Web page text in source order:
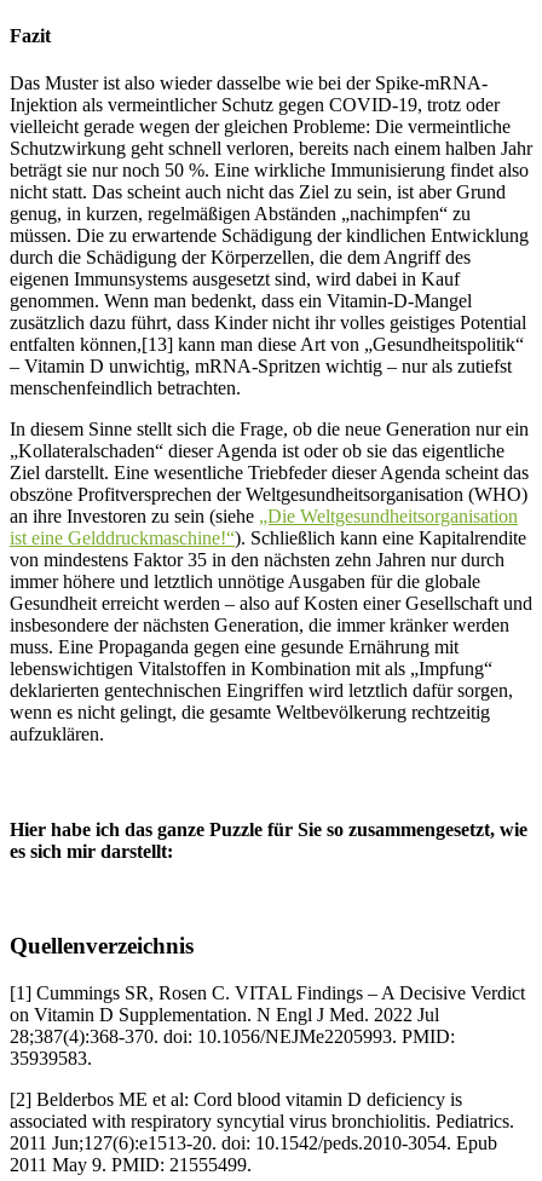
Fazit
Das Muster ist also wieder dasselbe wie bei der Spike-mRNA-
Injektion als vermeintlicher Schutz gegen COVID-19, trotz oder
vielleicht gerade wegen der gleichen Probleme: Die vermeintliche
Schutzwirkung geht schnell verloren, bereits nach einem halben Jahr
beträgt sie nur noch 50 %. Eine wirkliche Immunisierung findet also
nicht statt. Das scheint auch nicht das Ziel zu sein, ist aber Grund
genug, in kurzen, regelmäßigen Abständen „nachimpfen“ zu
müssen. Die zu erwartende Schädigung der kindlichen Entwicklung
durch die Schädigung der Körperzellen, die dem Angriff des
eigenen Immunsystems ausgesetzt sind, wird dabei in Kauf
genommen. Wenn man bedenkt, dass ein Vitamin-D-Mangel
zusätzlich dazu führt, dass Kinder nicht ihr volles geistiges Potential
entfalten können,[13] kann man diese Art von „Gesundheitspolitik“
– Vitamin D unwichtig, mRNA-Spritzen wichtig – nur als zutiefst
menschenfeindlich betrachten.
In diesem Sinne stellt sich die Frage, ob die neue Generation nur ein
„Kollateralschaden“ dieser Agenda ist oder ob sie das eigentliche
Ziel darstellt. Eine wesentliche Triebfeder dieser Agenda scheint das
obszöne Profitversprechen der Weltgesundheitsorganisation (WHO)
an ihre Investoren zu sein (siehe „Die Weltgesundheitsorganisation
ist eine Gelddruckmaschine!“). Schließlich kann eine Kapitalrendite
von mindestens Faktor 35 in den nächsten zehn Jahren nur durch
immer höhere und letztlich unnötige Ausgaben für die globale
Gesundheit erreicht werden – also auf Kosten einer Gesellschaft und
insbesondere der nächsten Generation, die immer kränker werden
muss. Eine Propaganda gegen eine gesunde Ernährung mit
lebenswichtigen Vitalstoffen in Kombination mit als „Impfung“
deklarierten gentechnischen Eingriffen wird letztlich dafür sorgen,
wenn es nicht gelingt, die gesamte Weltbevölkerung rechtzeitig
aufzuklären.
Hier habe ich das ganze Puzzle für Sie so zusammengesetzt, wie
es sich mir darstellt:
Quellenverzeichnis
[1] Cummings SR, Rosen C. VITAL Findings – A Decisive Verdict
on Vitamin D Supplementation. N Engl J Med. 2022 Jul
28;387(4):368-370. doi: 10.1056/NEJMe2205993. PMID:
35939583.
[2] Belderbos ME et al: Cord blood vitamin D deficiency is
associated with respiratory syncytial virus bronchiolitis. Pediatrics.
2011 Jun;127(6):e1513-20. doi: 10.1542/peds.2010-3054. Epub
2011 May 9. PMID: 21555499.